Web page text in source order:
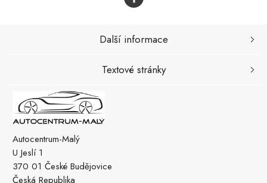
Autocentrum-Malý
U Jeslí 1
370 01 České Budějovice
Česká Republika
Další informace
Textové stránky